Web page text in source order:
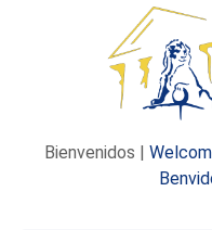
Bienvenidos |